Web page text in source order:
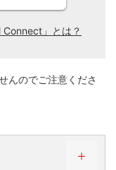
」とは？
んのでご注意くださ